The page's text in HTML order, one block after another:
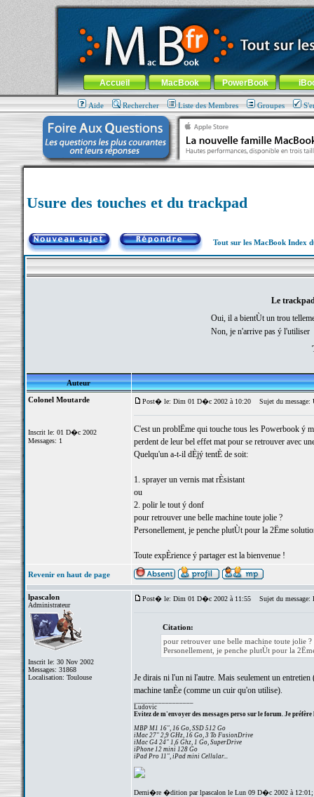
MacBook-fr.com : 100% Apple... 100% nomade !
Aller au contenu-Aller au menu général-Aller au menu de
Menu général
Accueil MacBook PowerBook
Aide Rechercher Liste des Membres Groupes
Usure des touches et du trackpad
Tout sur les MacBook Index
Le
Oui, il a bientÙt un trou
Non, je n'arrive pas ý l'utiliser
Auteur
Colonel Moutarde
Inscrit le: 01 D�c 2002
Messages: 1
Post� le: Dim 01 D�c 2002 à 10:20 Sujet du message:
C'est un problËme qui touche tous les Powerbook ý
perdent de leur bel effet mat pour se retrouver avec
Quelqu'un a-t-il dÈjý tentÈ de soit:
1. sprayer un vernis mat rÈsistant
ou
2. polir le tout ý donf
pour retrouver une belle machine toute jolie ?
Personellement, je penche plutÙt pour la 2Ëme
Toute expÈrience ý partager est la bienvenue !
Revenir en haut de page
lpascalon
Administrateur
Inscrit le: 30 Nov 2002
Messages: 31868
Localisation: Toulouse
Post� le: Dim 01 D�c 2002 à 11:55 Sujet du message:
Citation:
pour retrouver une belle machine toute jolie ?
Personellement, je penche plutÙt pour la
Je dirais ni l'un ni l'autre. Mais seulement un
machine tanÈe (comme un cuir qu'on utilise).
Ludovic
Evitez de m'envoyer des messages perso sur le forum. Je préfère
MBP M1 16", 16 Go, SSD 512 Go
iMac 27" 2,9 GHz, 16 Go, 3 To FusionDrive
iMac G4 24" 1,6 Ghz, 1 Go, SuperDrive
iPhone 12 mini 128 Go
iPad Pro 11", iPad mini Cellular...
Derni�re �dition par lpascalon le Lun 09 D�c 2002 à